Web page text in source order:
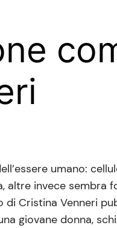
umano:
invece sembra
Cristina Venneri
giovane donna,